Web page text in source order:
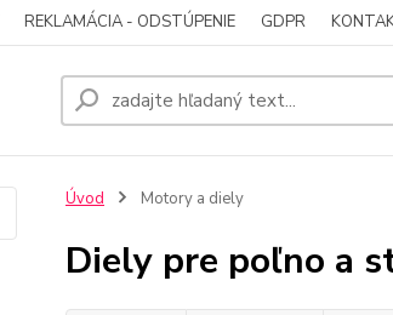
REKLAMÁCIA - ODSTÚPENIE GDPR
Úvod Motory a diely
Diely pre poľno a